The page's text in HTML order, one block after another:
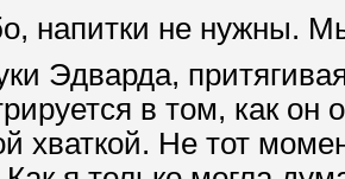
напитки не нужны.
Эдварда,
в том, как
хваткой. Не тот